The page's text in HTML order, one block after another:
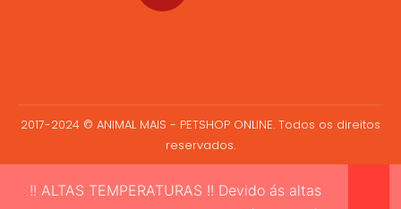
2017-2024 © ANIMAL MAIS - PETSHOP ONLINE. Todos os direitos
reservados.
!! ALTAS TEMPERATURAS !! Devido ás altas